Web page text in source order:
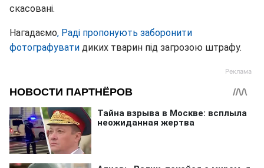
скасовані.
Нагадаємо, Раді пропонують заборонити
фотографувати диких тварин під загрозою штрафу.